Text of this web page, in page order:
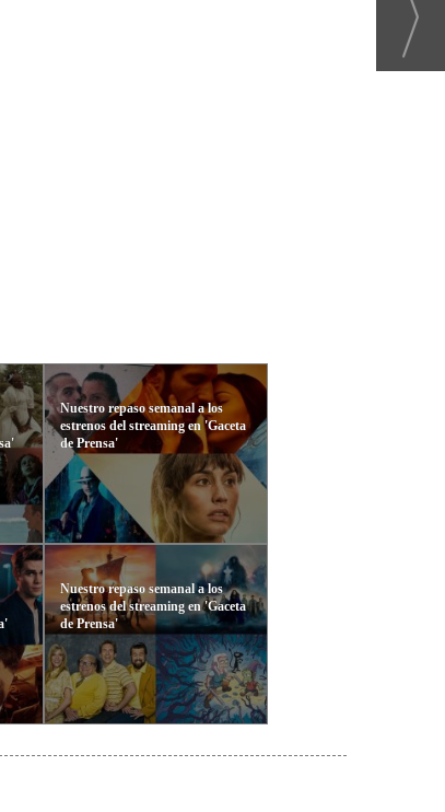
Nuestro repaso semanal a los
estrenos del streaming en 'Gaceta
de Prensa'
Nuestro repaso semanal a los
estrenos del streaming en 'Gaceta
de Prensa'